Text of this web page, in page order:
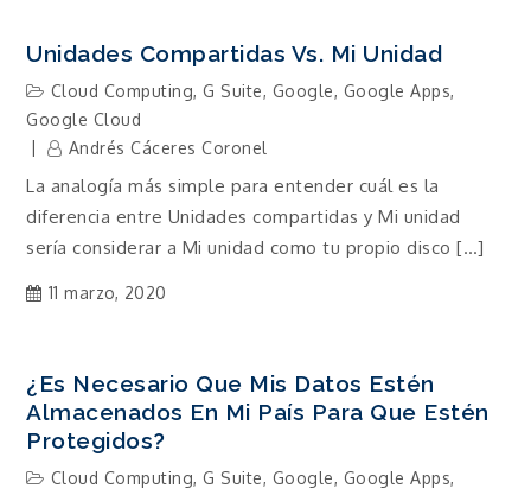
Unidades Compartidas Vs. Mi Unidad
Cloud Computing,G Suite, Google, Google Apps,
Google Cloud
Andrés Cáceres Coronel
La analogía más simple para entender cuál es la
diferencia entre Unidades compartidas y Mi unidad
sería considerar a Mi unidad como tu propio disco […]
11 marzo, 2020
¿Es Necesario Que Mis Datos Estén
Almacenados En Mi País Para Que Estén
Protegidos?
Cloud Computing,G Suite, Google, Google Apps,